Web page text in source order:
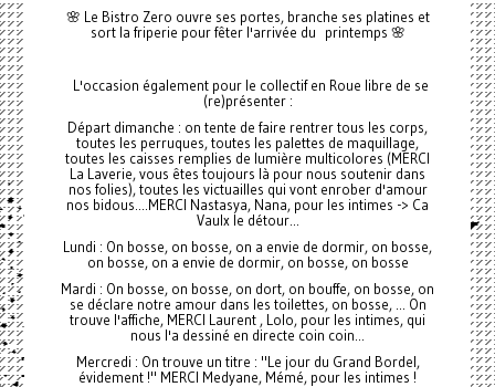
🌸 Le Bistro Zero ouvre ses portes, branche ses platines et
sort la friperie pour fêter l'arrivée du printemps 🌸
L'occasion également pour le collectif en Roue libre de se
(re)présenter :
Départ dimanche : on tente de faire rentrer tous les corps,
toutes les perruques, toutes les palettes de maquillage,
toutes les caisses remplies de lumière multicolores (MERCI
La Laverie, vous êtes toujours là pour nous soutenir dans
nos folies), toutes les victuailles qui vont enrober d'amour
nos bidous....MERCI Nastasya, Nana, pour les intimes -> Ca
Vaulx le détour...
Lundi : On bosse, on bosse, on a envie de dormir, on bosse,
on bosse, on a envie de dormir, on bosse, on bosse
Mardi : On bosse, on bosse, on dort, on bouffe, on bosse, on
se déclare notre amour dans les toilettes, on bosse, ... On
trouve l'affiche, MERCI Laurent , Lolo, pour les intimes, qui
nous l'a dessiné en directe coin coin...
Mercredi : On trouve un titre : "Le jour du Grand Bordel,
évidement !" MERCI Medyane, Mémé, pour les intimes !